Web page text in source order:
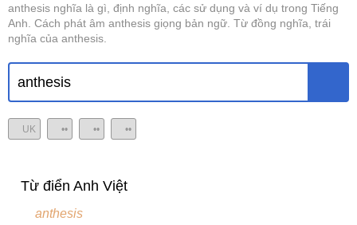
anthesis nghĩa là gì, định nghĩa, các sử dụng và ví dụ trong Tiếng
Anh. Cách phát âm anthesis giọng bản ngữ. Từ đồng nghĩa, trái
nghĩa của anthesis.
UK •• •• ••
Từ điển Anh Việt
anthesis